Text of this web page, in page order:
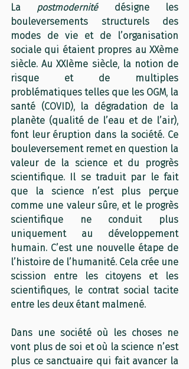
La postmodernité désigne les
bouleversements structurels des
modes de vie et de l’organisation
sociale qui étaient propres au XXème
siècle. Au XXIème siècle, la notion de
risque et de multiples
problématiques telles que les OGM, la
santé (COVID), la dégradation de la
planète (qualité de l’eau et de l’air),
font leur éruption dans la société. Ce
bouleversement remet en question la
valeur de la science et du progrès
scientifique. Il se traduit par le fait
que la science n’est plus perçue
comme une valeur sûre, et le progrès
scientifique ne conduit plus
uniquement au développement
humain. C’est une nouvelle étape de
l’histoire de l’humanité. Cela crée une
scission entre les citoyens et les
scientifiques, le contrat social tacite
entre les deux étant malmené.
Dans une société où les choses ne
vont plus de soi et où la science n’est
plus ce sanctuaire qui fait avancer la